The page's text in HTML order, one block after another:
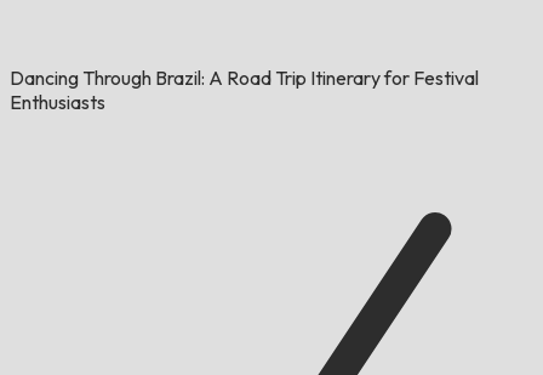
Dancing Through Brazil: A Road Trip Itinerary for Festival
Enthusiasts